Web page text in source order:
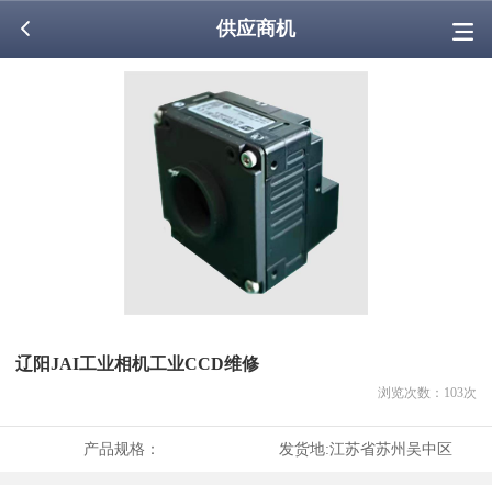
供应商机
辽阳JAI工业相机工业CCD维修
浏览次数： 103次
产品规格： 发货地:江苏省苏州吴中区